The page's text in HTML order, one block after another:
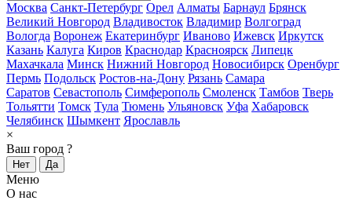
Москва Санкт-Петербург Орел Алматы Барнаул Брянск
Великий Новгород Владивосток Владимир Волгоград
Вологда Воронеж Екатеринбург Иваново Ижевск Иркутск
Казань Калуга Киров Краснодар Красноярск Липецк
Махачкала Минск Нижний Новгород Новосибирск Оренбург
Пермь Подольск Ростов-на-Дону Рязань Самара
Саратов Севастополь Симферополь Смоленск Тамбов Тверь
Тольятти Томск Тула Тюмень Ульяновск Уфа Хабаровск
Челябинск Шымкент Ярославль
×
Ваш город ?
Нет Да
Меню
О нас